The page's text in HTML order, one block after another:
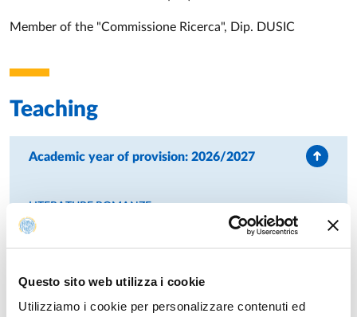
Questo sito web utilizza i cookie
Utilizziamo i cookie per personalizzare contenuti ed
Member of the "Commissione Ricerca", Dip. DUSIC
Teaching
Academic year of provision: 2026/2027
LITERATURE ROMANZE
First-cycle degree course in
- Specialization:
CULTURE LETTERARIE
Year: 2°
Second-cycle degree course in CLASSICAL AND MODERN
PHILOLOGY AND LITERATURE